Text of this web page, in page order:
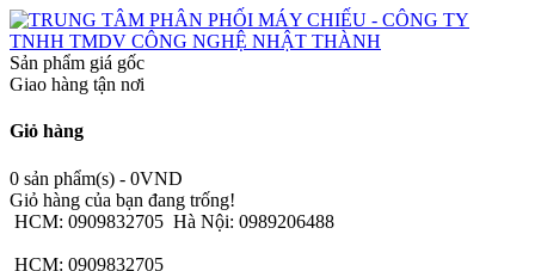
Sản phẩm giá gốc
Giao hàng tận nơi
Giỏ hàng
0 sản phẩm(s) - 0VND
Giỏ hàng của bạn đang trống!
HCM: 0909832705 Hà Nội: 0989206488
HCM: 0909832705